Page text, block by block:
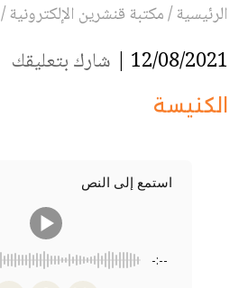
الرئيسية/مكتبة قنشرين الإلكترونية/
12/08/2021 | شارك بتعليقك
الكنيسة
استمع إلى النص
-:--